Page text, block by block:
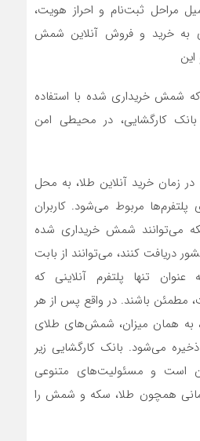
مراحل ثبت‌نام و احراز هویت،
به خرید و فروش آنلاین شمش
این
که شمش خریداری شده با استفاده
بانک کارگشایی، در محیطی امن
در زمان خرید آنلاین طلا، به محل
پلتفرم‌ها مربوط می‌شود. کاربران
می‌توانند شمش خریداری شده
دریافت کنند، می‌توانند از بابت
تنها پلتفرم آنلاینی که
مطمئن باشند. در واقع پس از هر
به همان میزان، شمش‌های طلای
می‌شود. بانک کارگشایی زیر
است و مسئولیت‌های متنوعی
همچون طلا، سکه و شمش‌ را